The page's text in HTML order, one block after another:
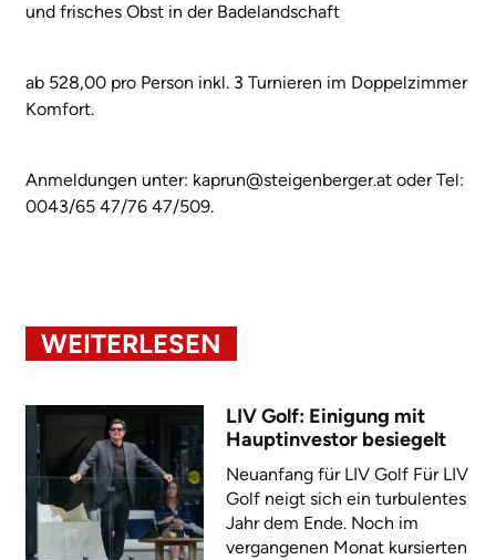
und frisches Obst in der Badelandschaft
ab 528,00 pro Person inkl. 3 Turnieren im Doppelzimmer
Komfort.
Anmeldungen unter: kaprun@steigenberger.at oder Tel:
0043/65 47/76 47/509.
WEITERLESEN
LIV Golf: Einigung mit
Hauptinvestor besiegelt
Neuanfang für LIV Golf Für LIV
Golf neigt sich ein turbulentes
Jahr dem Ende. Noch im
vergangenen Monat kursierten